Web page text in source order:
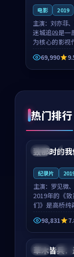
电影 2019
主演： 刘亦菲
迷城追凶是一
为核心的影视
绕危机、反转
长展开，整体
凑，值得推荐
69,990
热门排行
中国 4K
致那时的
纪录片
主演： 罗见微
2019年的《
们》是高桥纯
的喜剧佳作。
的取景与都市
围相互成就，
沈意林的对手
制，让整部影
98,831
泰国 独播
草木皆兵